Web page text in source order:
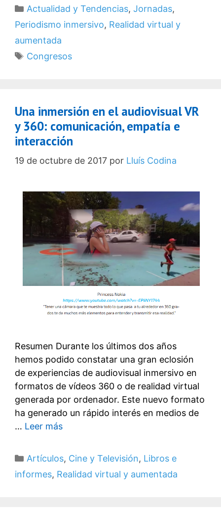
Categorías
Actualidad y Tendencias, Jornadas,
Periodismo inmersivo, Realidad virtual y
aumentada
Etiquetas
Congresos
Una inmersión en el audiovisual VR
y 360: comunicación, empatía e
interacción
19 de octubre de 2017 por Lluís Codina
Resumen Durante los últimos dos años
hemos podido constatar una gran eclosión
de experiencias de audiovisual inmersivo en
formatos de vídeos 360 o de realidad virtual
generada por ordenador. Este nuevo formato
ha generado un rápido interés en medios de
… Leer más
Categorías
Artículos, Cine y Televisión, Libros e
informes, Realidad virtual y aumentada